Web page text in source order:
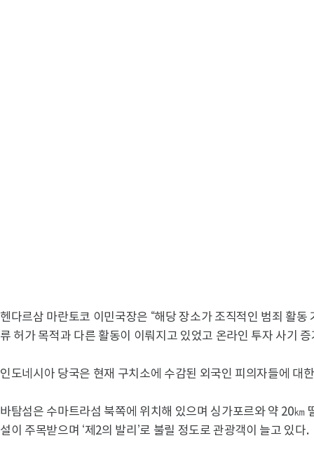
헨다르삼 마란토코 이민국장은 “해당 장소가 조직적인 범죄 활동
류 허가 목적과 다른 활동이 이뤄지고 있었고 온라인 투자 사기
인도네시아 당국은 현재 구치소에 수감된 외국인 피의자들에 대
바탐섬은 수마트라섬 북쪽에 위치해 있으며 싱가포르와 약 20㎞
설이 주목받으며 ‘제2의 발리’로 불릴 정도로 관광객이 늘고 있다.